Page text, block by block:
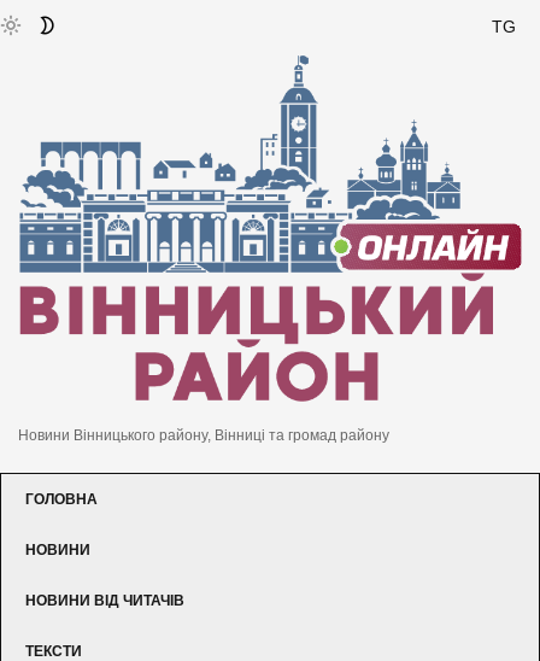
TG
Новини Вінницького району, Вінниці та громад району
ГОЛОВНА
НОВИНИ
НОВИНИ ВІД ЧИТАЧІВ
ТЕКСТИ